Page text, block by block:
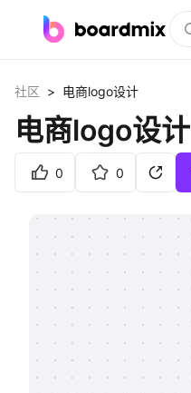
社区资源
私有化部署
客户案例
支持
社区 > 电商logo设计
电商logo设计
0 0